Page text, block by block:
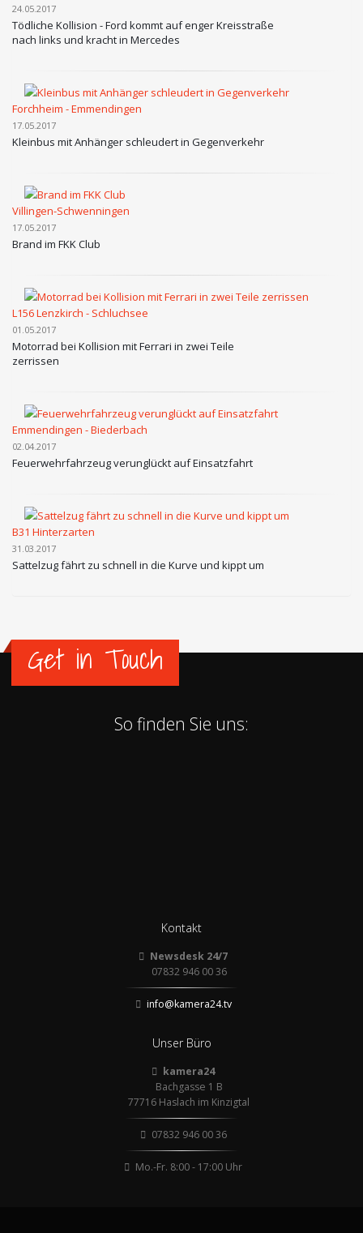
24.05.2017
Tödliche Kollision - Ford kommt auf enger Kreisstraße
nach links und kracht in Mercedes
Forchheim - Emmendingen
17.05.2017
Kleinbus mit Anhänger schleudert in Gegenverkehr
Villingen-Schwenningen
17.05.2017
Brand im FKK Club
L156 Lenzkirch - Schluchsee
01.05.2017
Motorrad bei Kollision mit Ferrari in zwei Teile
zerrissen
Emmendingen - Biederbach
02.04.2017
Feuerwehrfahrzeug verunglückt auf Einsatzfahrt
B31 Hinterzarten
31.03.2017
Sattelzug fährt zu schnell in die Kurve und kippt um
Get in Touch
So finden Sie uns:
Kontakt
Newsdesk 24/7
07832 946 00 36
info@kamera24.tv
Unser Büro
kamera24
Bachgasse 1 B
77716 Haslach im Kinzigtal
07832 946 00 36
Mo.-Fr. 8:00 - 17:00 Uhr